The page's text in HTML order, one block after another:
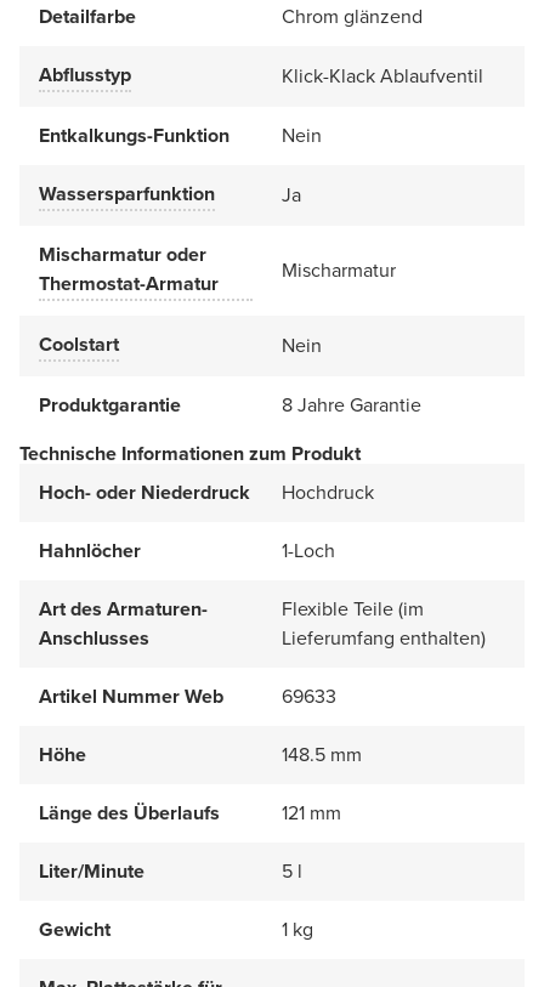
Detailfarbe Chrom glänzend
Abflusstyp Klick-Klack Ablaufventil
Entkalkungs-Funktion Nein
Wassersparfunktion Ja
Mischarmatur oder
Thermostat-Armatur
Mischarmatur
Coolstart Nein
Produktgarantie
8 Jahre Garantie
Technische Informationen zum Produkt
Hoch- oder Niederdruck
Hochdruck
Hahnlöcher 1-Loch
Art des Armaturen-
Anschlusses
Flexible Teile (im
Lieferumfang enthalten)
Artikel Nummer Web 69633
Höhe 148.5 mm
Länge des Überlaufs 121 mm
Liter/Minute 5 l
Gewicht 1 kg